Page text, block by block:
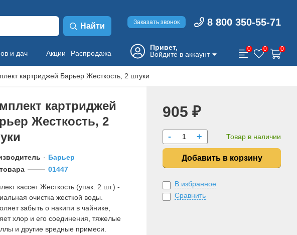
Найти
и дач Акции Распродажа
Заказать звонок 8 800 350-55-71
Привет,
Войдите в аккаунт
0 0 0
картриджей Барьер Жесткость, 2 штуки
картриджей
Жесткость, 2
Барьер
01447
кассет Жесткость (упак. 2 шт.) -
очистка жесткой воды.
забыть о накипи в чайнике,
хлор и его соединения, тяжелые
и другие вредные примеси.
905 ₽
- + Товар в наличии
Добавить в корзину
В избранное
Сравнить